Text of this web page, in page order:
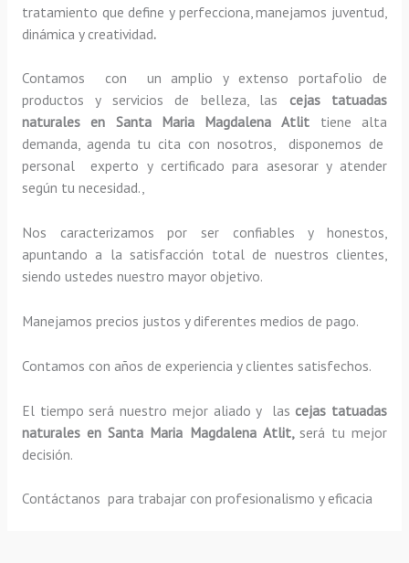
tratamiento que define y perfecciona, manejamos juventud,
dinámica y creatividad.
Contamos con un amplio y extenso portafolio de
productos y servicios de belleza, las cejas tatuadas
naturales en Santa Maria Magdalena Atlit tiene alta
demanda, agenda tu cita con nosotros, disponemos de
personal experto y certificado para asesorar y atender
según tu necesidad.,
Nos caracterizamos por ser confiables y honestos,
apuntando a la satisfacción total de nuestros clientes,
siendo ustedes nuestro mayor objetivo.
Manejamos precios justos y diferentes medios de pago.
Contamos con años de experiencia y clientes satisfechos.
El tiempo será nuestro mejor aliado y lascejas tatuadas
naturalesen Santa Maria Magdalena Atlit, será tu mejor
decisión.
Contáctanos para trabajar con profesionalismo y eficacia